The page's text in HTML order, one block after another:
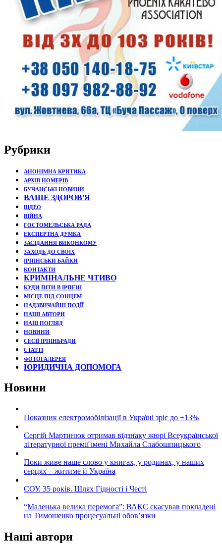
Рубрики
АНОНІМНА КРИТИКА
АРХІВ НОМЕРІВ
БУЧАНСЬКІ НОВИНИ
ВАШЕ ЗДОРОВ'Я
ВІДЕО
ВІЙНА
ГОСТОМЕЛЬСЬКА РАДА
ЕКСПЕРТНА ДУМКА
ЗАСІДАННЯ ВИКОНКОМУ
ЗАХОДЬ ДО СВОЇХ
ІРПІНСЬКИ БАЙКИ
КОНТАКТИ
КРИМІНАЛЬНЕ ЧТИВО
КУДИ ПІТИ В ІРПЕНІ
МІСЦЕ ПІД СОНЦЕМ
НАДЗВИЧАЙНІ ПОДЇЇ
НАШІ АВТОРИ
НАШ ПОГЛЯД
НОВИНИ
СЕСІЇ ІРПІНЬРАДИ
СТАТТІ
ФОТОГАЛЕРЕЯ
ЮРИДИЧНА ДОПОМОГА
Новини
Показник електромобілізації в Україні зріс до +13%
Сергій Мартинюк отримав відзнаку жюрі Всеукраїнської
літературної премії імені Михайла Слабошпицького
Поки живе наше слово у книгах, у родинах, у наших
серцях – житиме й Україна
СОУ. 35 років. Шлях Гідності і Честі
“Маленька велика перемога”: ВАКС скасував покладені
на Тимошенко процесуальні обов’язки
Наші автори